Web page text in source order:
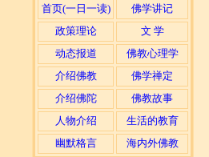
首页(一日一读)
佛学讲记
政策理论
文 学
动态报道
佛教心理学
介绍佛教
佛学禅定
介绍佛陀
佛教故事
人物介绍
生活的教育
幽默格言
海内外佛教